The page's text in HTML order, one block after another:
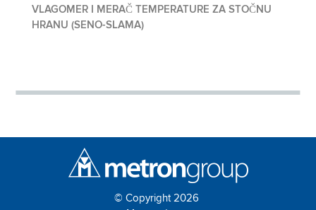
VLAGOMER I MERAČ TEMPERATURE ZA STOČNU
HRANU (SENO-SLAMA)
© Copyright 2026